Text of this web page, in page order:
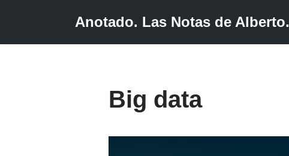
Anotado. Las Notas de Alberto.
Big data